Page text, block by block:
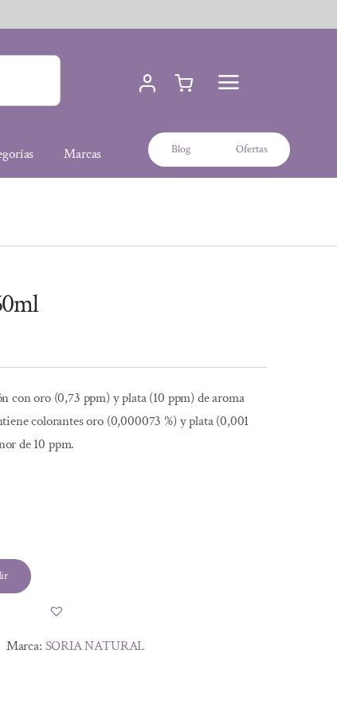
Marcas Blog Ofertas
con oro (0,73 ppm) y plata (10 ppm) de aroma
colorantes oro (0,000073 %) y plata (0,001
de 10 ppm.
Marca: SORIA NATURAL